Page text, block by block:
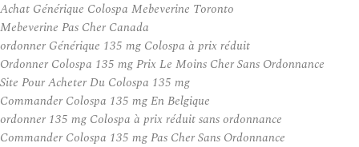
Achat Générique Colospa Mebeverine Toronto
Mebeverine Pas Cher Canada
ordonner Générique 135 mg Colospa à prix réduit
Ordonner Colospa 135 mg Prix Le Moins Cher Sans Ordonnance
Site Pour Acheter Du Colospa 135 mg
Commander Colospa 135 mg En Belgique
ordonner 135 mg Colospa à prix réduit sans ordonnance
Commander Colospa 135 mg Pas Cher Sans Ordonnance